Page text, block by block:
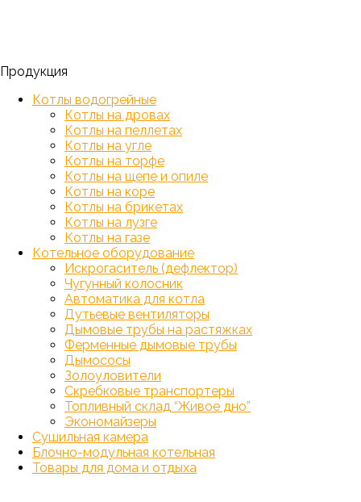
Продукция
Котлы водогрейные
Котлы на дровах
Котлы на пеллетах
Котлы на угле
Котлы на торфе
Котлы на щепе и опиле
Котлы на коре
Котлы на брикетах
Котлы на лузге
Котлы на газе
Котельное оборудование
Искрогаситель (дефлектор)
Чугунный колосник
Автоматика для котла
Дутьевые вентиляторы
Дымовые трубы на растяжках
Ферменные дымовые трубы
Дымососы
Золоуловители
Скребковые транспортеры
Топливный склад “Живое дно”
Экономайзеры
Сушильная камера
Блочно-модульная котельная
Товары для дома и отдыха